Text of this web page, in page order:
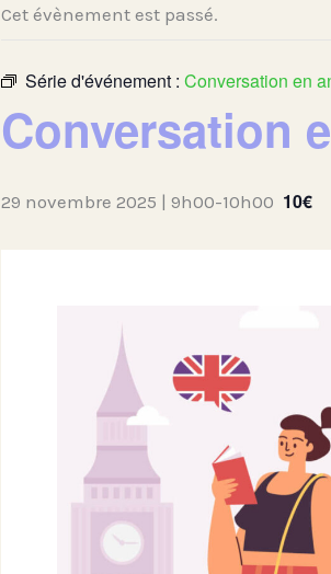
Cet évènement est passé.
Série d'événement : Conversation en
Conversation
29 novembre 2025 | 9h00-10h00 10€